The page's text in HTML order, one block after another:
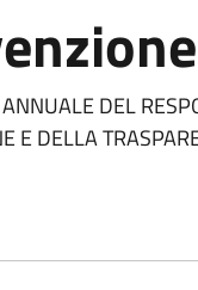
DEL
E DELLA